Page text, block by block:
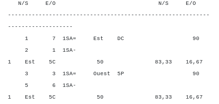
N/S E/O N/S E/O N/
-----------------------------------------------------------
-------------------
1 7 1SA= Est DC 90
2 1 1SA-
1 Est 5C 50 83,33 16,67
3 3 1SA= Ouest 5P 90
5 6 1SA-
1 Est 5C 50 83,33 16,67